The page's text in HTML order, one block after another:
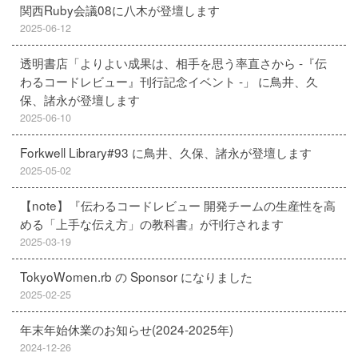
関西Ruby会議08に八木が登壇します
2025-06-12
透明書店「よりよい成果は、相手を思う率直さから -『伝
わるコードレビュー』刊行記念イベント -」 に鳥井、久
保、諸永が登壇します
2025-06-10
Forkwell Library#93 に鳥井、久保、諸永が登壇します
2025-05-02
【note】『伝わるコードレビュー 開発チームの生産性を高
める「上手な伝え方」の教科書』が刊行されます
2025-03-19
TokyoWomen.rb の Sponsor になりました
2025-02-25
年末年始休業のお知らせ(2024-2025年)
2024-12-26